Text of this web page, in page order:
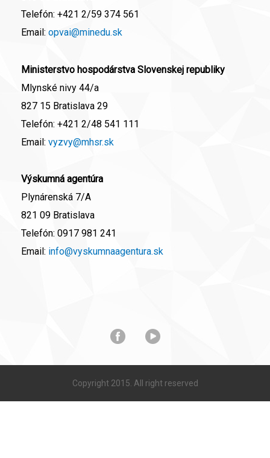
Telefón: +421 2/59 374 561
Email: opvai@minedu.sk
Ministerstvo hospodárstva Slovenskej republiky
Mlynské nivy 44/a
827 15 Bratislava 29
Telefón: +421 2/48 541 111
Email: vyzvy@mhsr.sk
Výskumná agentúra
Plynárenská 7/A
821 09 Bratislava
Telefón: 0917 981 241
Email: info@vyskumnaagentura.sk
Copyright 2015. All right reserved